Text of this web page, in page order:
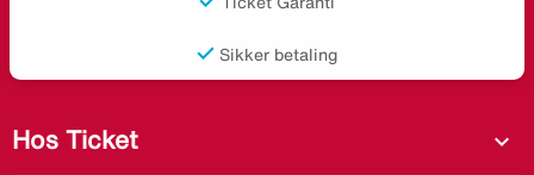
Sikker betaling
Hos Ticket expand_more